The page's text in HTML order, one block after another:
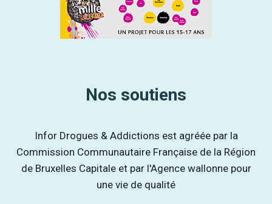
Nos soutiens
Infor Drogues & Addictions est agréée par la
Commission Communautaire Française de la Région
de Bruxelles Capitale et par l'Agence wallonne pour
une vie de qualité